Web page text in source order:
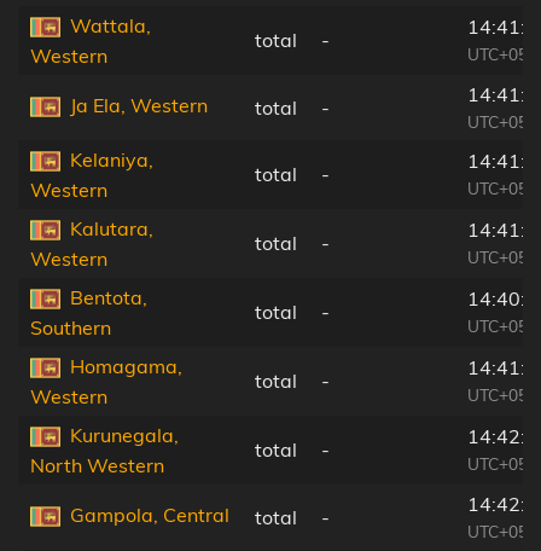
Wattala,
Western
total -
Ja Ela, Western total -
Kelaniya,
Western
total -
Kalutara,
Western
total -
Bentota,
Southern
total -
Homagama,
Western
total -
Kurunegala,
North Western
total -
Gampola, Central total -